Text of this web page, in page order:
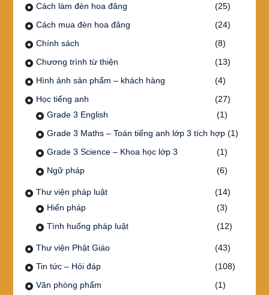
Cách làm đèn hoa đăng
(25)
Cách mua đèn hoa đăng
(24)
Chính sách
(8)
Chương trình từ thiện
(13)
Hình ảnh sản phẩm – khách hàng
(4)
Học tiếng anh
(27)
Grade 3 English
(1)
Grade 3 Maths – Toán tiếng anh lớp 3 tích hợp(1)
Grade 3 Science – Khoa học lớp 3
(1)
Ngữ pháp
(6)
Thư viện pháp luật
(14)
Hiến pháp
(3)
Tình huống pháp luật
(12)
Thư viện Phật Giáo
(43)
Tin tức – Hỏi đáp
(108)
Văn phòng phẩm
(1)